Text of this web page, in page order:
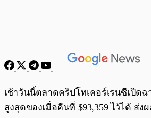
พร้อมเล่น
เช้าวันนี้ตลาดคริปโทเคอร์เรนซีเปิด
สูงสุดของเมื่อคืนที่ $93,359 ไว้ได้ ส่ง